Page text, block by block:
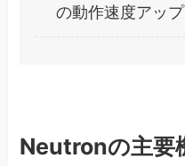
の動作速度アップ
Neutronの主要